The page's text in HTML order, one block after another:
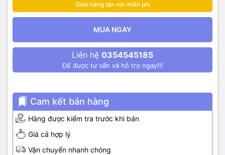
Giao hàng tận nơi miễn phí
MUA NGAY
Liên hệ 0354545185
Để được tư vấn và hỗ trợ ngay!!!
Cam kết bán hàng
Hàng được kiểm tra trước khi bán
Giá cả hợp lý
Vận chuyển nhanh chóng